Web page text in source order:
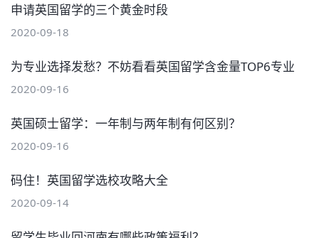
申请英国留学的三个黄金时段
2020-09-18
为专业选择发愁？不妨看看英国留学含金量TOP6专业
2020-09-16
英国硕士留学：一年制与两年制有何区别？
2020-09-16
码住！英国留学选校攻略大全
2020-09-14